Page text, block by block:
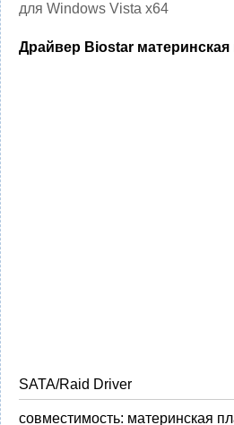
для Windows Vista x64
Драйвер Biostar материнская
SATA/Raid Driver
совместимость: материнская